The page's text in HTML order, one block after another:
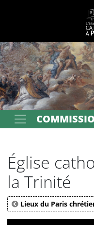
Votre recherche
Église
la Trinité
Lieux du Paris
Panneau de gestion des